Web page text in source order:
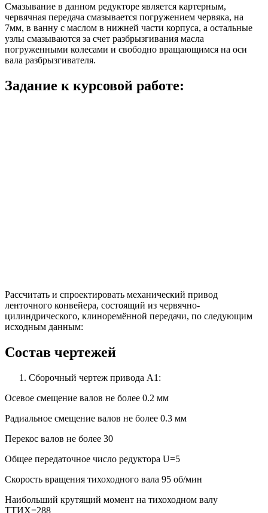
Смазывание в данном редукторе является картерным,
червячная передача смазывается погружением червяка, на
7мм, в ванну с маслом в нижней части корпуса, а остальные
узлы смазываются за счет разбрызгивания масла
погруженными колесами и свободно вращающимся на оси
вала разбрызгивателя.
Задание к курсовой работе:
Рассчитать и спроектировать механический привод
ленточного конвейера, состоящий из червячно-
цилиндрического, клиноремённой передачи, по следующим
исходным данным:
Состав чертежей
Сборочный чертеж привода А1:
Осевое смещение валов не более 0.2 мм
Радиальное смещение валов не более 0.3 мм
Перекос валов не более 30
Общее передаточное число редуктора U=5
Скорость вращения тихоходного вала 95 об/мин
Наибольший крутящий момент на тихоходном валу
ТТИХ=288